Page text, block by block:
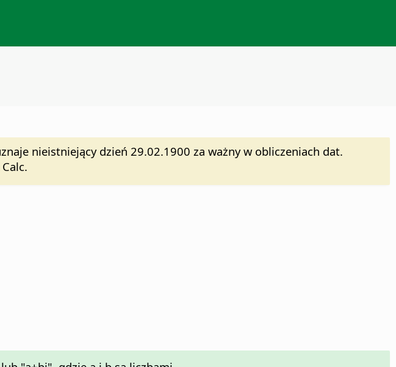
nieistniejący dzień 29.02.1900 za ważny w obliczeniach dat.